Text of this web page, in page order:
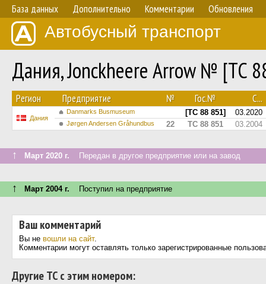
База данных Дополнительно Комментарии Обновления
Автобусный транспорт
Дания, Jonckheere Arrow № [TC
Регион Предприятие № Гос.№ С...
Дания
Danmarks Busmuseum [TC 88 851] 03.2020
Jørgen Andersen Gråhundbus 22 TC 88 851 03.2004
↑ Март 2020 г. Передан в другое предприятие или на завод
↑ Март 2004 г. Поступил на предприятие
Ваш комментарий
Вы не вошли на сайт.
Комментарии могут оставлять только зарегистрированные
Другие ТС с этим номером: